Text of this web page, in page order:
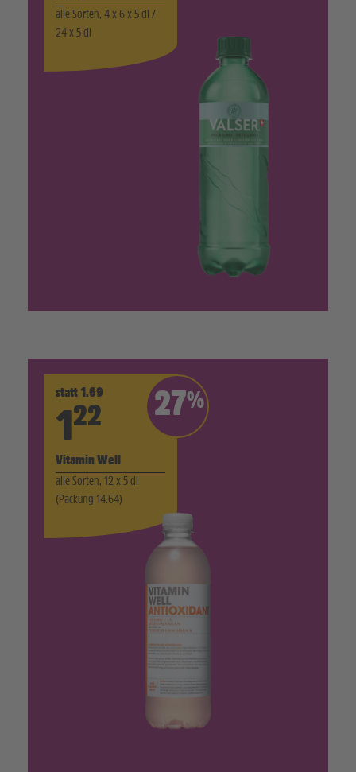
alle Sorten, 4 x 6 x 5 dl /
24 x 5 dl
27%
statt 1.69
122
Vitamin Well
alle Sorten, 12 x 5 dl
(Packung 14.64)